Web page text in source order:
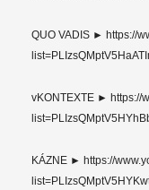
QUO VADIS ► https://
vKONTEXTE ► https://
KÁZNE ► https://